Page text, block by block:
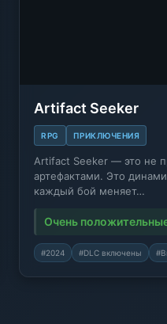
Artifact Seeker
RPG ПРИКЛЮЧЕНИЯ
Artifact Seeker — это не
артефактами. Это
каждый бой меняет…
Очень
#2024 #DLC включены